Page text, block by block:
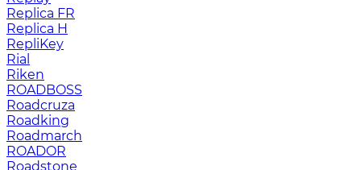
Replica FR
Replica H
RepliKey
Rial
Riken
ROADBOSS
Roadcruza
Roadking
Roadmarch
ROADOR
Roadstone